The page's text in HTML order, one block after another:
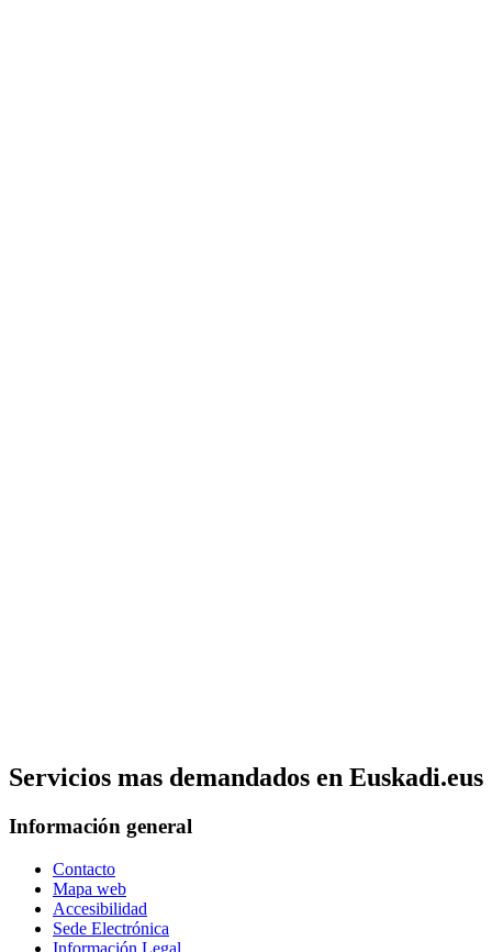
Servicios mas demandados en Euskadi.eus
Información general
Contacto
Mapa web
Accesibilidad
Sede Electrónica
Información Legal